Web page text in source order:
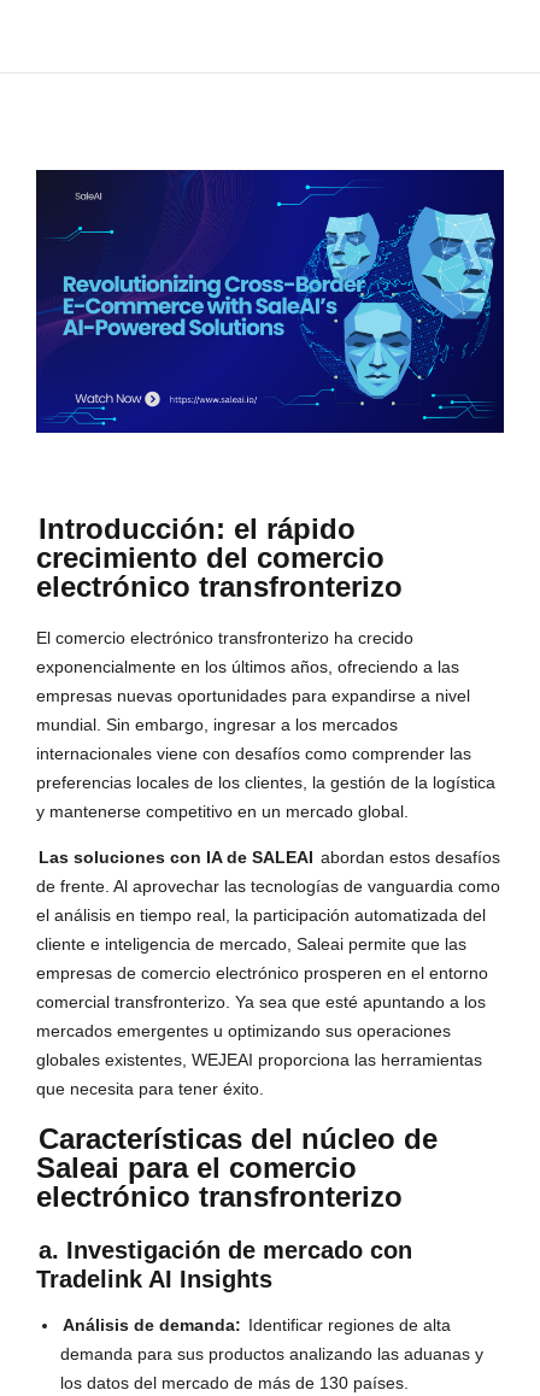
Introducción: el rápido
crecimiento del comercio
electrónico transfronterizo
El comercio electrónico transfronterizo ha crecido
exponencialmente en los últimos años, ofreciendo a las
empresas nuevas oportunidades para expandirse a nivel
mundial. Sin embargo, ingresar a los mercados
internacionales viene con desafíos como comprender las
preferencias locales de los clientes, la gestión de la logística
y mantenerse competitivo en un mercado global.
Las soluciones con IA de SALEAI abordan estos desafíos
de frente. Al aprovechar las tecnologías de vanguardia como
el análisis en tiempo real, la participación automatizada del
cliente e inteligencia de mercado, Saleai permite que las
empresas de comercio electrónico prosperen en el entorno
comercial transfronterizo. Ya sea que esté apuntando a los
mercados emergentes u optimizando sus operaciones
globales existentes, WEJEAI proporciona las herramientas
que necesita para tener éxito.
Características del núcleo de
Saleai para el comercio
electrónico transfronterizo
a. Investigación de mercado con
Tradelink AI Insights
Análisis de demanda: Identificar regiones de alta
demanda para sus productos analizando las aduanas y
los datos del mercado de más de 130 países.